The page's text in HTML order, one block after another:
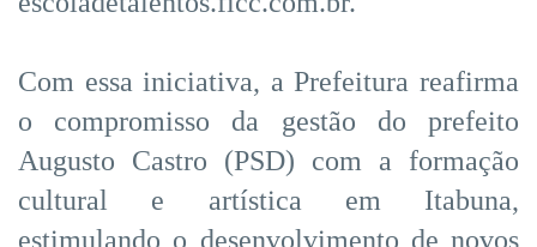
Com essa iniciativa, a Prefeitura reafirma
o compromisso da gestão do prefeito
Augusto Castro (PSD) com a formação
cultural e artística em Itabuna,
estimulando o desenvolvimento de novos